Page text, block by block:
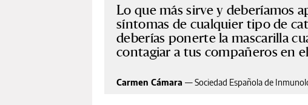
Lo que más sirve y deberíamos
síntomas de cualquier tipo de
deberías ponerte la mascarilla
contagiar a tus compañeros en
Carmen Cámara —Sociedad Española de